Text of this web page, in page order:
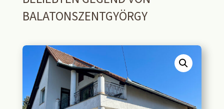
BALATONSZENTGYÖRGY